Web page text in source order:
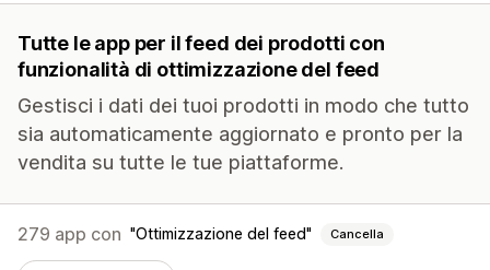
Tutte le app per il feed dei prodotti con
funzionalità di ottimizzazione del feed
Gestisci i dati dei tuoi prodotti in modo che tutto
sia automaticamente aggiornato e pronto per la
vendita su tutte le tue piattaforme.
279 app con Ottimizzazione del feed Cancella